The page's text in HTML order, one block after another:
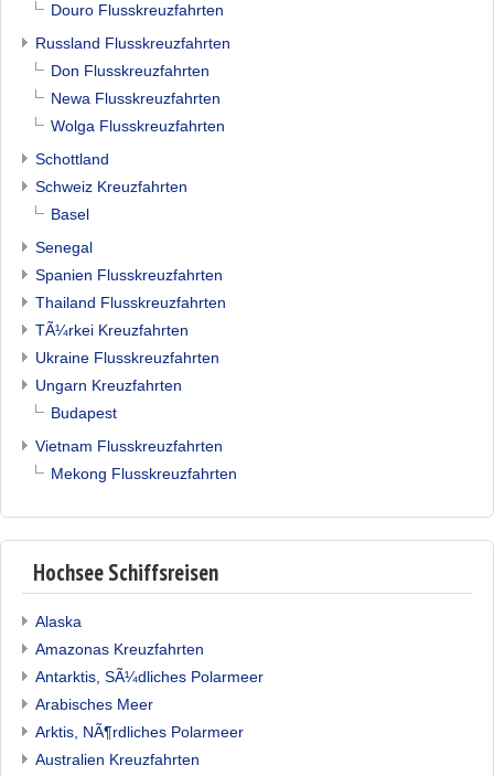
Douro Flusskreuzfahrten
Russland Flusskreuzfahrten
Don Flusskreuzfahrten
Newa Flusskreuzfahrten
Wolga Flusskreuzfahrten
Schottland
Schweiz Kreuzfahrten
Basel
Senegal
Spanien Flusskreuzfahrten
Thailand Flusskreuzfahrten
TÃ¼rkei Kreuzfahrten
Ukraine Flusskreuzfahrten
Ungarn Kreuzfahrten
Budapest
Vietnam Flusskreuzfahrten
Mekong Flusskreuzfahrten
Hochsee Schiffsreisen
Alaska
Amazonas Kreuzfahrten
Antarktis, SÃ¼dliches Polarmeer
Arabisches Meer
Arktis, NÃ¶rdliches Polarmeer
Australien Kreuzfahrten